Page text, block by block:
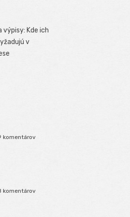
Kde ich
v
komentárov
komentárov